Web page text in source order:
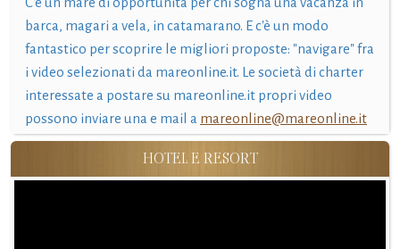
barca, magari a vela, in catamarano. E c'è un modo
fantastico per scoprire le migliori proposte: "navigare" fra
i video selezionati da mareonline.it. Le società di charter
interessate a postare su mareonline.it propri video
possono inviare una e mail a mareonline@mareonline.it
HOTEL E RESORT